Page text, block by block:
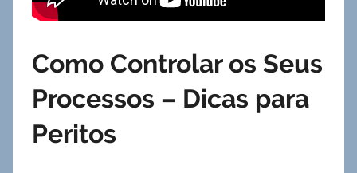
Como Controlar os Seus
Processos – Dicas para
Peritos